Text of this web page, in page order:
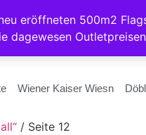
eröffneten 500m2
dagewesen
Wiener Kaiser Wiesn
/ Seite 12